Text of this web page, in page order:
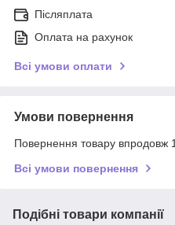
Післяплата
Оплата на рахунок
Всі умови оплати
Умови повернення
Повернення товару впродовж
Всі умови повернення
Подібні товари компанії